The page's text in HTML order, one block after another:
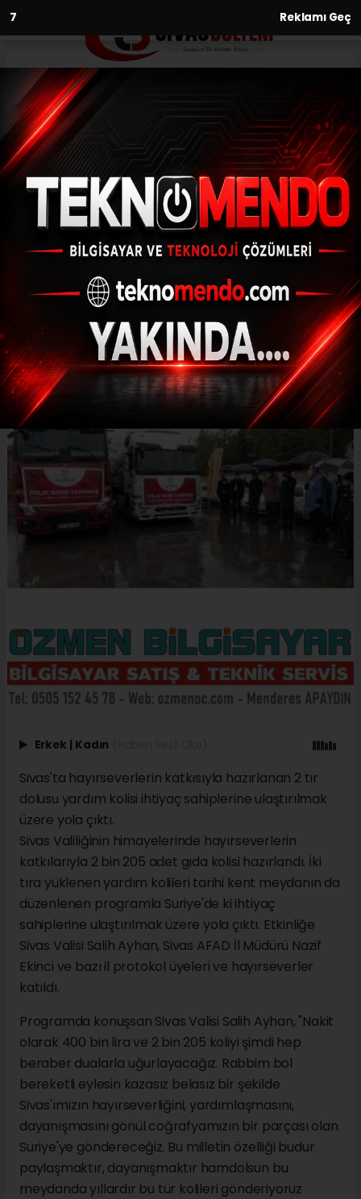
6 Reklamı Geç
Anasayfa
İki tır dolusu yardım kolisi yola
23.03.2021 - 12:58, Güncelleme: 23.03.2021 - 12:58
Sivas'ta hayırseverlerin katkısıyla
hazırlanan 2 tır dolusu yardım kolisi ihtiyaç
sahiplerine ulaştırılmak üzere yola çıktı.
ABONE OL
Erkek | Kadın
Sivas'ta hayırseverlerin katkısıyla hazırlanan 2 tır
dolusu yardım kolisi ihtiyaç sahiplerine ulaştırılmak
üzere yola çıktı.
Sivas Valiliğinin himayelerinde hayırseverlerin
katkılarıyla 2 bin 205 adet gıda kolisi hazırlandı. İki
tıra yüklenen yardım kolileri tarihi kent meydanın da
düzenlenen programla Suriye'de ki ihtiyaç
sahiplerine ulaştırılmak üzere yola çıktı. Etkinliğe
Sivas Valisi Salih Ayhan, Sivas AFAD İl Müdürü Nazif
Ekinci ve bazı il protokol üyeleri ve hayırseverler
katıldı.
Programda konuşsan Sivas Valisi Salih Ayhan, "Nakit
olarak 400 bin lira ve 2 bin 205 koliyi şimdi hep
beraber dualarla uğurlayacağız. Rabbim bol
bereketli eylesin kazasız belasız bir şekilde
Sivas'ımızın hayırseverliğini, yardımlaşmasını,
dayanışmasını gönül coğrafyamızın bir parçası olan
Suriye'ye göndereceğiz. Bu milletin özelliği budur
paylaşmaktır, dayanışmaktır hamdolsun bu
meydanda yıllardır bu tür kolileri gönderiyoruz